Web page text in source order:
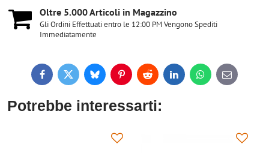
Oltre 5​.000 Articoli in Magazzino
Gli Ordini Effettuati entro le 12:00 PM Vengono Spediti
Immediatamente
FacebookTwitterBlueskyPinterestReddit LinkedInWhatsApp
E-
mail
Potrebbe interessarti: